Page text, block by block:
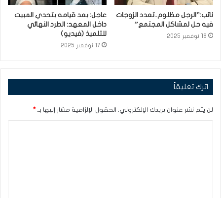
نائب:”الرجل مظلوم..تعدد الزوجات
فيه حل لمشاكل المجتمع”
18 نوفمبر 2025
عاجل: بعد قيامه بتحدي المبيت
داخل المعهد: الطرد النهائي
للتلميذ (فيديو)
17 نوفمبر 2025
اترك تعليقاً
لن يتم نشر عنوان بريدك الإلكتروني. الحقول الإلزامية مشار إليها بـ *